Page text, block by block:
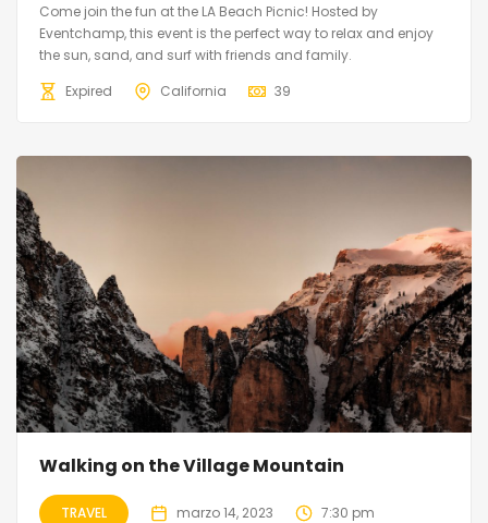
Come join the fun at the LA Beach Picnic! Hosted by
Eventchamp, this event is the perfect way to relax and enjoy
the sun, sand, and surf with friends and family.
Expired
California 39
Walking on the Village Mountain
TRAVEL marzo 14, 2023 7:30 pm